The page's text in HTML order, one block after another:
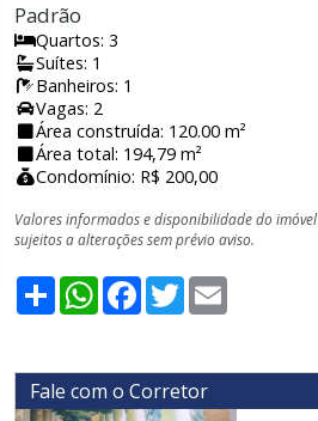
Padrão
Quartos: 3
Suítes: 1
Banheiros: 1
Vagas: 2
Área construída: 120.00 m²
Área total: 194,79 m²
Condomínio: R$ 200,00
Valores informados e disponibilidade do imóvel
sujeitos a alterações sem prévio aviso.
ShareWhatsApp
Facebook
Twitter
Fale com o Corretor